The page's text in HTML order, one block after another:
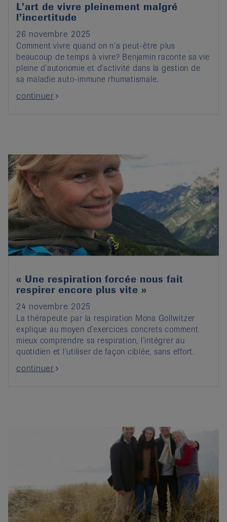
L’art de vivre pleinement malgré
l’incertitude
26 novembre 2025
Comment vivre quand on n’a peut-être plus
beaucoup de temps à vivre? Benjamin raconte sa vie
pleine d’autonomie et d’activité dans la gestion de
sa maladie auto-immune rhumatismale.
continuer
« Une respiration forcée nous fait
respirer encore plus vite »
24 novembre 2025
La thérapeute par la respiration Mona Gollwitzer
explique au moyen d’exercices concrets comment
mieux comprendre sa respiration, l’intégrer au
quotidien et l’utiliser de façon ciblée, sans effort.
continuer